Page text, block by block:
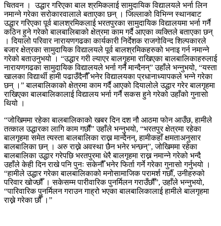
चितवन । उद्धार गरिएका बाल श्रमिकलाई सामुदायिक विद्यालयले भर्ना लिन
नमान्ने गरेका सरोकारवालाले बताएका छन् । जिल्लाको विभिन्न स्थानबाट
उद्धार गरिएका पूर्व बालश्रमिकलाई भरतपुरका सामुदायिक विद्यालयमा भर्ना गर्नै
कठिन हुने गरेको बालबालिबाको क्षेत्रमा काम गर्दै आएका व्यक्तिले बताएका छन्
। दियालो परिवार नारायणगढका कार्यकारी निर्देशक राजगोविन्द शिल्पकारले
बजार क्षेत्रका सामुदायिक विद्यालयले पूर्व बालश्रमिकहरुको भनाइ गर्न नमान्ने
गरेको बताउनुभयो । “उद्धार गरी ल्याएर बालगृहमा राखिएका बालबालिकाहरुलाई
नारायणगढका सामुदायिक विद्यालयले भर्ना गर्नै मान्दैनन्” उहाँले भन्नुभयो, “यस्ता
खालका विद्यार्थी हामी पढाउँदैनौँ भनेर विद्यालयका प्रधानाध्यापकले भन्ने गरेका
छन् ।” बालबालिकाको क्षेत्रमा काम गर्दै आएको दियालोले उद्धार गरेर बालगृहमा
राखिएका बालबालिकालाई विद्यालय भर्ना गर्नै सकस हुने गरेको उहाँको गुनासो
थियो ।
“जोखिममा रहेका बालबालिकाको खबर दिन दश नौ आठमा फोन आउँछ, हामीले
तत्काल उद्धारका लागि काम गर्छौं” उहाँले भन्नुभयो, “भरतपुर क्षेत्रमा रहेका
बालगृहमा समेत त्यस्ता बालबालिका राख्न मान्दैनन्, हामीकहाँ क्षमताअनुसार
बालबालिका छन् । अरु राख्ने अवस्था छैन भनेर भन्छन्”, जोखिममा रहेका
बालबालिका उद्धार गरेपछि भरतपुरमा धेरै बालगृहमा राख्न नमान्ने गरेको भन्दै
उहाँले केही दिन राखे पनि पुनः सकेनौँ भनेर फिर्ता गर्ने गरेका गुनासो गर्नुभयो ।
“हामीले उद्धार गरेका बालबालिकाको मनोसामाजिक परामर्श गर्छौँ, उनीहरुको
परिवार खोज्छौँ । सकेसम्म पारीवारिक पुनर्मिलन गराउँछौँ”, उहाँले भन्नुभयो,
“पारिवारिक पुनर्मिलन गराउन गाह्रो भएका बालबालिकालाई हामीले बालगृहमा
राख्ने गरेका छौँ ।”